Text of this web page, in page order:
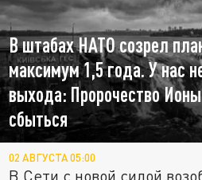
В штабах НАТО созрел
максимум 1,5 года. У нас
выхода: Пророчество
сбыться
02 АВГУСТА 05:00
В Сети с новой силой